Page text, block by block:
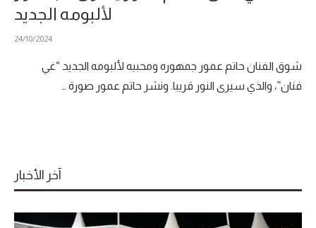
لألبومه الجديد
24/10/2024
شوق الفنان حاتم عمور جمهوره ومحبيه لألبومه الجديد “غي
فنان”، والذي سيرى النور قريبا. ونشر حاتم عمور صورة …
آخر الأخبار